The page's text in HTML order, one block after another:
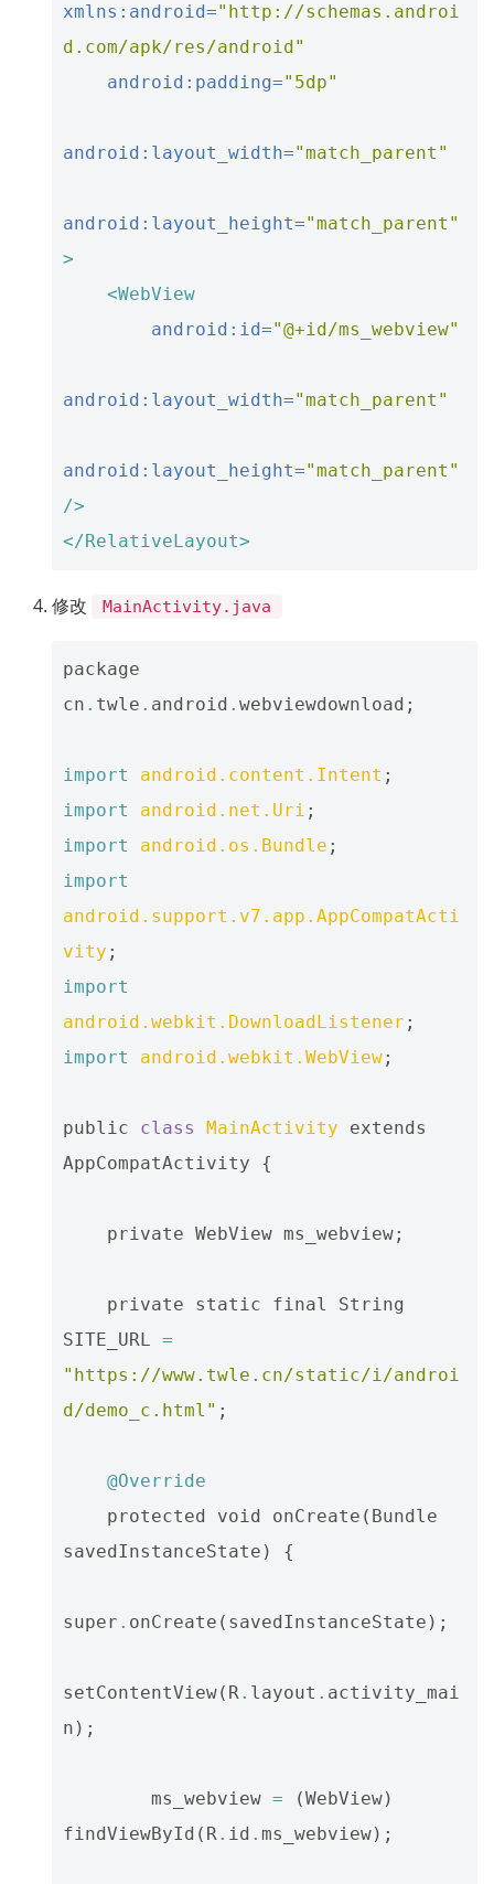
xmlns:android="http://schemas.androi
d.com/apk/res/android"
android:padding="5dp"
android:layout_width="match_parent"
android:layout_height="match_parent"
>
<WebView
android:id="@+id/ms_webview"
android:layout_width="match_parent"
android:layout_height="match_parent"
/>
</RelativeLayout>
修改 MainActivity.java
package
cn . twle . android . webviewdownload ;
import android.content.Intent ;
import
android.net.Uri ;
import
android.os.Bundle ;
import
android.support.v7.app.AppCompatActi
vity ;
import
android.webkit.DownloadListener ;
import
android.webkit.WebView;
public class MainActivity
extends
AppCompatActivity
{
private WebView ms_webview;
private static final
String
SITE_URL =
"https://www.twle.cn/static/i/androi
d/demo_c.html" ;
@Override
protected
void onCreate ( Bundle
savedInstanceState ) {
super . onCreate ( savedInstanceState );
setContentView( R. layout . activity_mai
n );
ms_webview = (WebView)
findViewById ( R. id . ms_webview);